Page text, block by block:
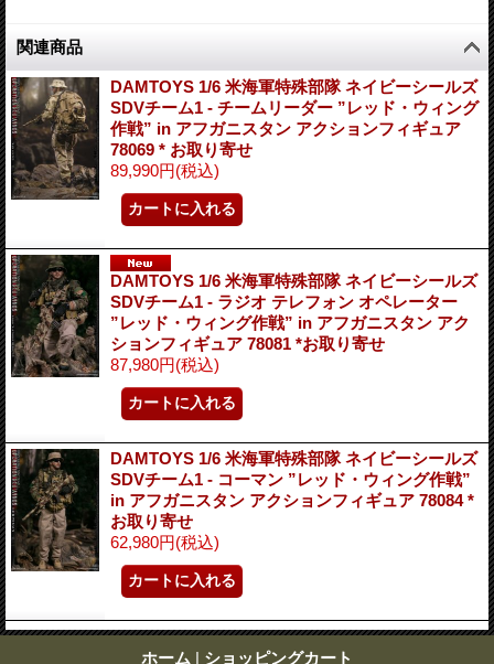
関連商品
DAMTOYS 1/6 米海軍特殊部隊 ネイビーシールズ
SDVチーム1 - チームリーダー ”レッド・ウィング
作戦” in アフガニスタン アクションフィギュア
78069 * お取り寄せ
89,990円(税込)
DAMTOYS 1/6 米海軍特殊部隊 ネイビーシールズ
SDVチーム1 - ラジオ テレフォン オペレーター
”レッド・ウィング作戦” in アフガニスタン アク
ションフィギュア 78081 *お取り寄せ
87,980円(税込)
DAMTOYS 1/6 米海軍特殊部隊 ネイビーシールズ
SDVチーム1 - コーマン ”レッド・ウィング作戦”
in アフガニスタン アクションフィギュア 78084 *
お取り寄せ
62,980円(税込)
ホーム | ショッピングカート